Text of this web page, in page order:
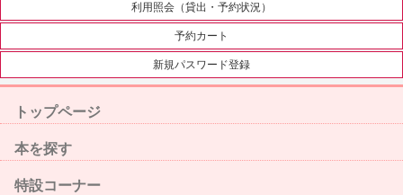
利用照会（貸出・予約状況）
予約カート
新規パスワード登録
トップページ
本を探す
特設コーナー